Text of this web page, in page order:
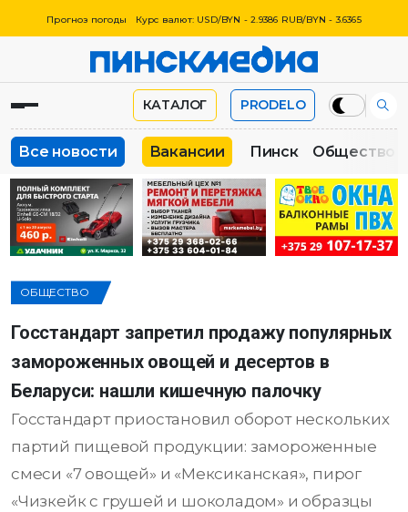
Прогноз погоды Курс валют: USD/BYN - 2.9386 RUB/BYN - 3.6365
КАТАЛОГ PRODELO
Все новости Вакансии Пинск Общество
ОБЩЕСТВО
Госстандарт запретил продажу популярных
замороженных овощей и десертов в
Беларуси: нашли кишечную палочку
Госстандарт приостановил оборот нескольких
партий пищевой продукции: замороженные
смеси «7 овощей» и «Мексиканская», пирог
«Чизкейк с грушей и шоколадом» и образцы